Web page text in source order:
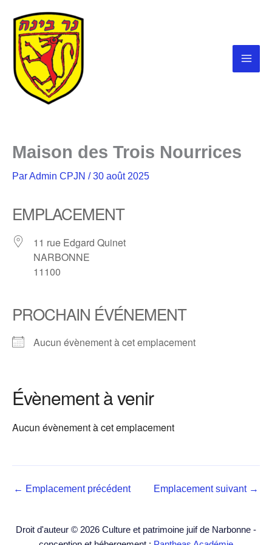
contenu
Maison des Trois Nourrices
ParAdmin CPJN /30 août 2025
EMPLACEMENT
11 rue Edgard Quinet
NARBONNE
11100
PROCHAIN ÉVÉNEMENT
Aucun évènement à cet emplacement
Évènement à venir
Aucun évènement à cet emplacement
← Emplacement précédent Emplacement suivant →
Droit d'auteur © 2026 Culture et patrimoine juif de Narbonne -